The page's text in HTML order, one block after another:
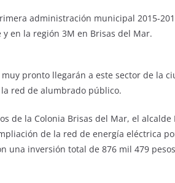
administración municipal 2015-
y en la región 3M en Brisas del Mar.
pronto llegarán a este sector de la
red de alumbrado público.
de la Colonia Brisas del Mar, el
de la red de energía eléctrica
una inversión total de 876 mil 479